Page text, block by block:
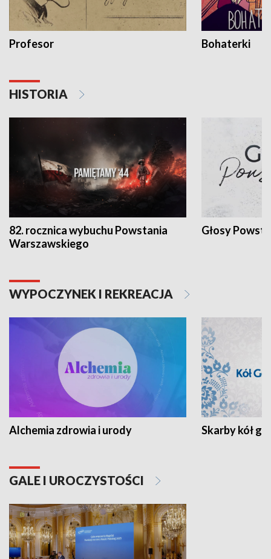
Profesor Bohaterki
HISTORIA
82. rocznica wybuchu Powstania
Warszawskiego
Głosy
WYPOCZYNEK I REKREACJA
Alchemia zdrowia i urody Skarby kół
GALE I UROCZYSTOŚCI